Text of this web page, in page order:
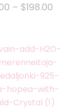
– $198.00
on
useita
muunnelmia.
Vaihtoehdot
voidaan